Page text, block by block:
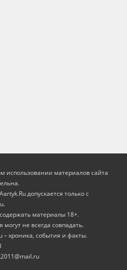
использовании материалов сайта
допускается только с
материалы 18+.
не всегда совпадать.
– хроника, события и факты.